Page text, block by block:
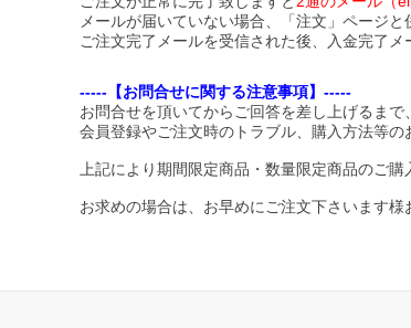
メールが届いていない場合、「注文」ページ
ご注文完了メールを受信された後、入金完了
-----【お問合せに関する注意事項】-----
お問合せを頂いてからご回答を差し上げるまで
会員登録やご注文時のトラブル、購入方法等
上記により期間限定商品・数量限定商品のご
お求めの場合は、お早めにご注文下さいます様